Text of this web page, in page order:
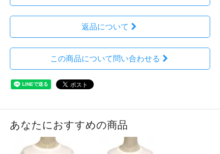
返品について
この商品について問い合わせる
あなたにおすすめの商品